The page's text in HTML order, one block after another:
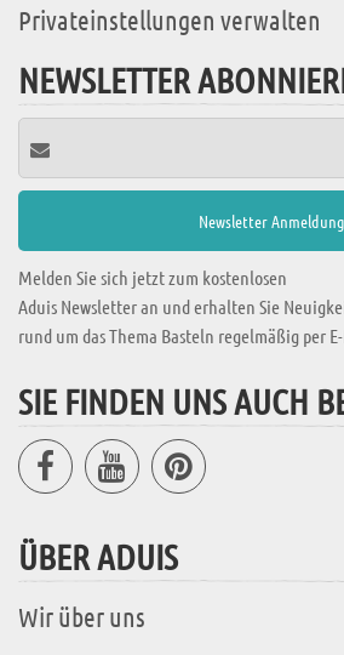
Privateinstellungen verwalten
NEWSLETTER
Melden Sie sich jetzt zum kostenlosen
Aduis Newsletter an und erhalten Sie
rund um das Thema Basteln regelmäßig per
SIE FINDEN UNS AUCH
ÜBER ADUIS
Wir über uns